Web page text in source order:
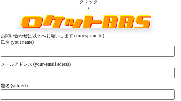
クリック
↓
お問い合わせは以下へお願いします (correspond to)
氏名 (your name)
メールアドレス (your-email adress)
題名 (subject)